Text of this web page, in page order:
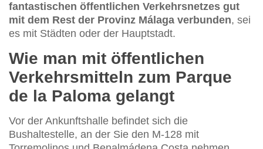
fantastischen öffentlichen Verkehrsnetzes gut
mit dem Rest der Provinz Málaga verbunden, sei
es mit Städten oder der Hauptstadt.
Wie man mit öffentlichen
Verkehrsmitteln zum Parque
de la Paloma gelangt
Vor der Ankunftshalle befindet sich die
Bushaltestelle, an der Sie den M-128 mit